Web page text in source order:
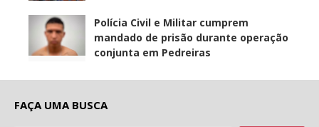
Polícia Civil e Militar cumprem
mandado de prisão durante operação
conjunta em Pedreiras
FAÇA UMA BUSCA